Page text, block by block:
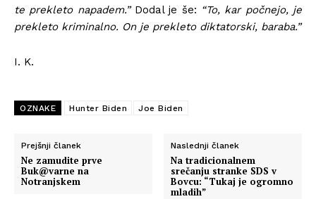
te prekleto napadem.”Dodal je še: “To, kar počnejo, je
prekleto kriminalno. On je prekleto diktatorski, baraba.”
I. K.
OZNAKE Hunter Biden Joe Biden
Prejšnji članek
Ne zamudite prve
Buk@varne na
Notranjskem
Naslednji članek
Na tradicionalnem
srečanju stranke SDS v
Bovcu: “Tukaj je ogromno
mladih”